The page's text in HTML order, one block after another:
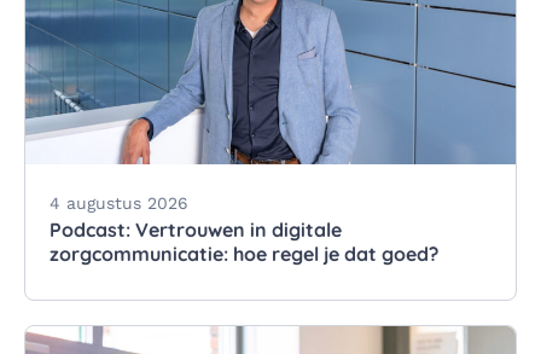
4 augustus 2026
Podcast: Vertrouwen in digitale
zorgcommunicatie: hoe regel je dat goed?